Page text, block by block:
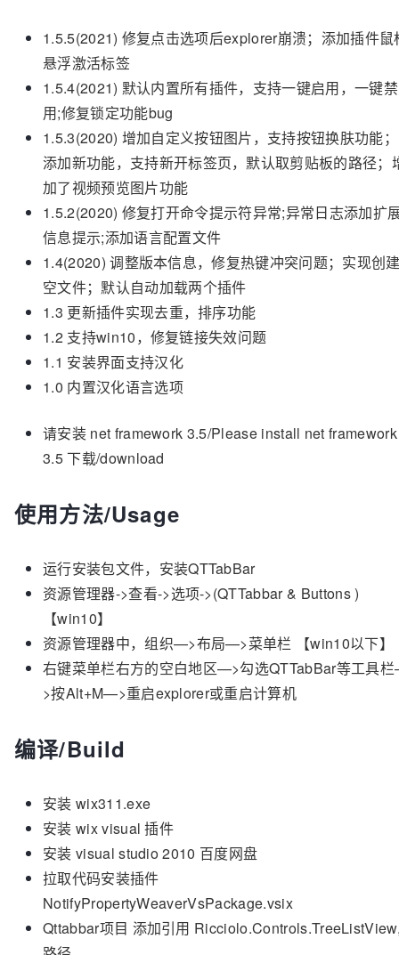
1.5.5(2021) 修复点击选项后explorer崩溃；添加插件鼠
悬浮激活标签
1.5.4(2021) 默认内置所有插件，支持一键启用，一键禁
用;修复锁定功能bug
1.5.3(2020) 增加自定义按钮图片，支持按钮换肤功能；
添加新功能，支持新开标签页，默认取剪贴板的路径；
加了视频预览图片功能
1.5.2(2020) 修复打开命令提示符异常;异常日志添加扩
信息提示;添加语言配置文件
1.4(2020) 调整版本信息，修复热键冲突问题；实现创
空文件；默认自动加载两个插件
1.3 更新插件实现去重，排序功能
1.2 支持win10，修复链接失效问题
1.1 安装界面支持汉化
1.0 内置汉化语言选项
请安装 net framework 3.5/Please install net framework
3.5 下载/download
使用方法/Usage
运行安装包文件，安装QTTabBar
资源管理器->查看->选项->(QTTabbar & Buttons )
【win10】
资源管理器中，组织—>布局—>菜单栏 【win10以下】
右键菜单栏右方的空白地区—>勾选QTTabBar等工具
>按Alt+M—>重启explorer或重启计算机
编译/Build
安装 wix311.exe
安装 wix visual 插件
安装 visual studio 2010 百度网盘
拉取代码安装插件
NotifyPropertyWeaverVsPackage.vsix
Qttabbar项目 添加引用